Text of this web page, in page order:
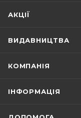
АКЦІЇ
ВИДАВНИЦТВА
КОМПАНІЯ
ІНФОРМАЦІЯ